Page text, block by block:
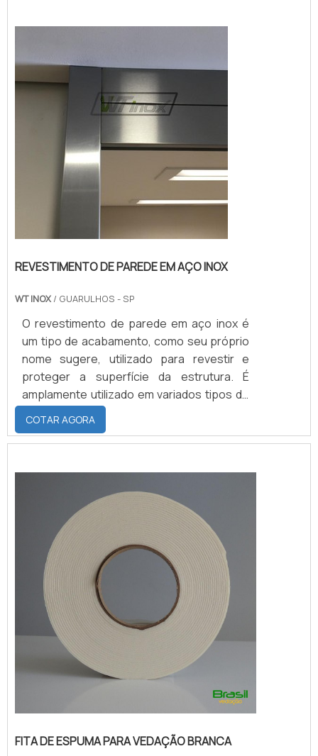
REVESTIMENTO DE PAREDE EM AÇO INOX
WT INOX / GUARULHOS - SP
O revestimento de parede em aço inox é
um tipo de acabamento, como seu próprio
nome sugere, utilizado para revestir e
proteger a superfície da estrutura. É
amplamente utilizado em variados tipos de
ambiente como: Residências; Ambientes
hospitalares; Laboratórios; Cozinhas
industriais; Entre outros.Isso porque o
aplicação e também sua eficiência.Mais
detalhesO ...
COTAR AGORA
FITA DE ESPUMA PARA VEDAÇÃO BRANCA